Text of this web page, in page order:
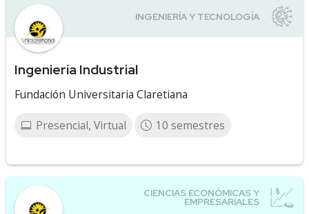
Ingeniería Industrial
Fundación Universitaria Claretiana
Presencial, Virtual 10 semestres